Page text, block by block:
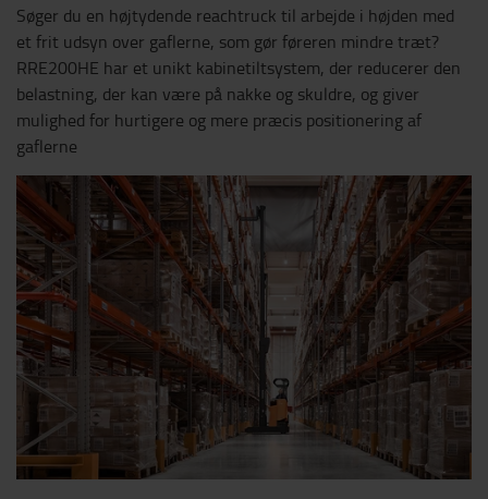
Søger du en højtydende reachtruck til arbejde i højden med
et frit udsyn over gaflerne, som gør føreren mindre træt?
RRE200HE har et unikt kabinetiltsystem, der reducerer den
belastning, der kan være på nakke og skuldre, og giver
mulighed for hurtigere og mere præcis positionering af
gaflerne